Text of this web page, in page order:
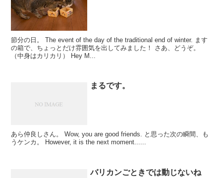
節分の日。 The event of the day of the traditional end of winter. ます
の箱で、ちょっとだけ雰囲気を出してみました！ さあ、どうぞ。
（中身はカリカリ） Hey M...
まるです。
あら仲良しさん。 Wow, you are good friends. と思った次の瞬間、も
うケンカ。 However, it is the next moment......
バリカンごときでは動じないね